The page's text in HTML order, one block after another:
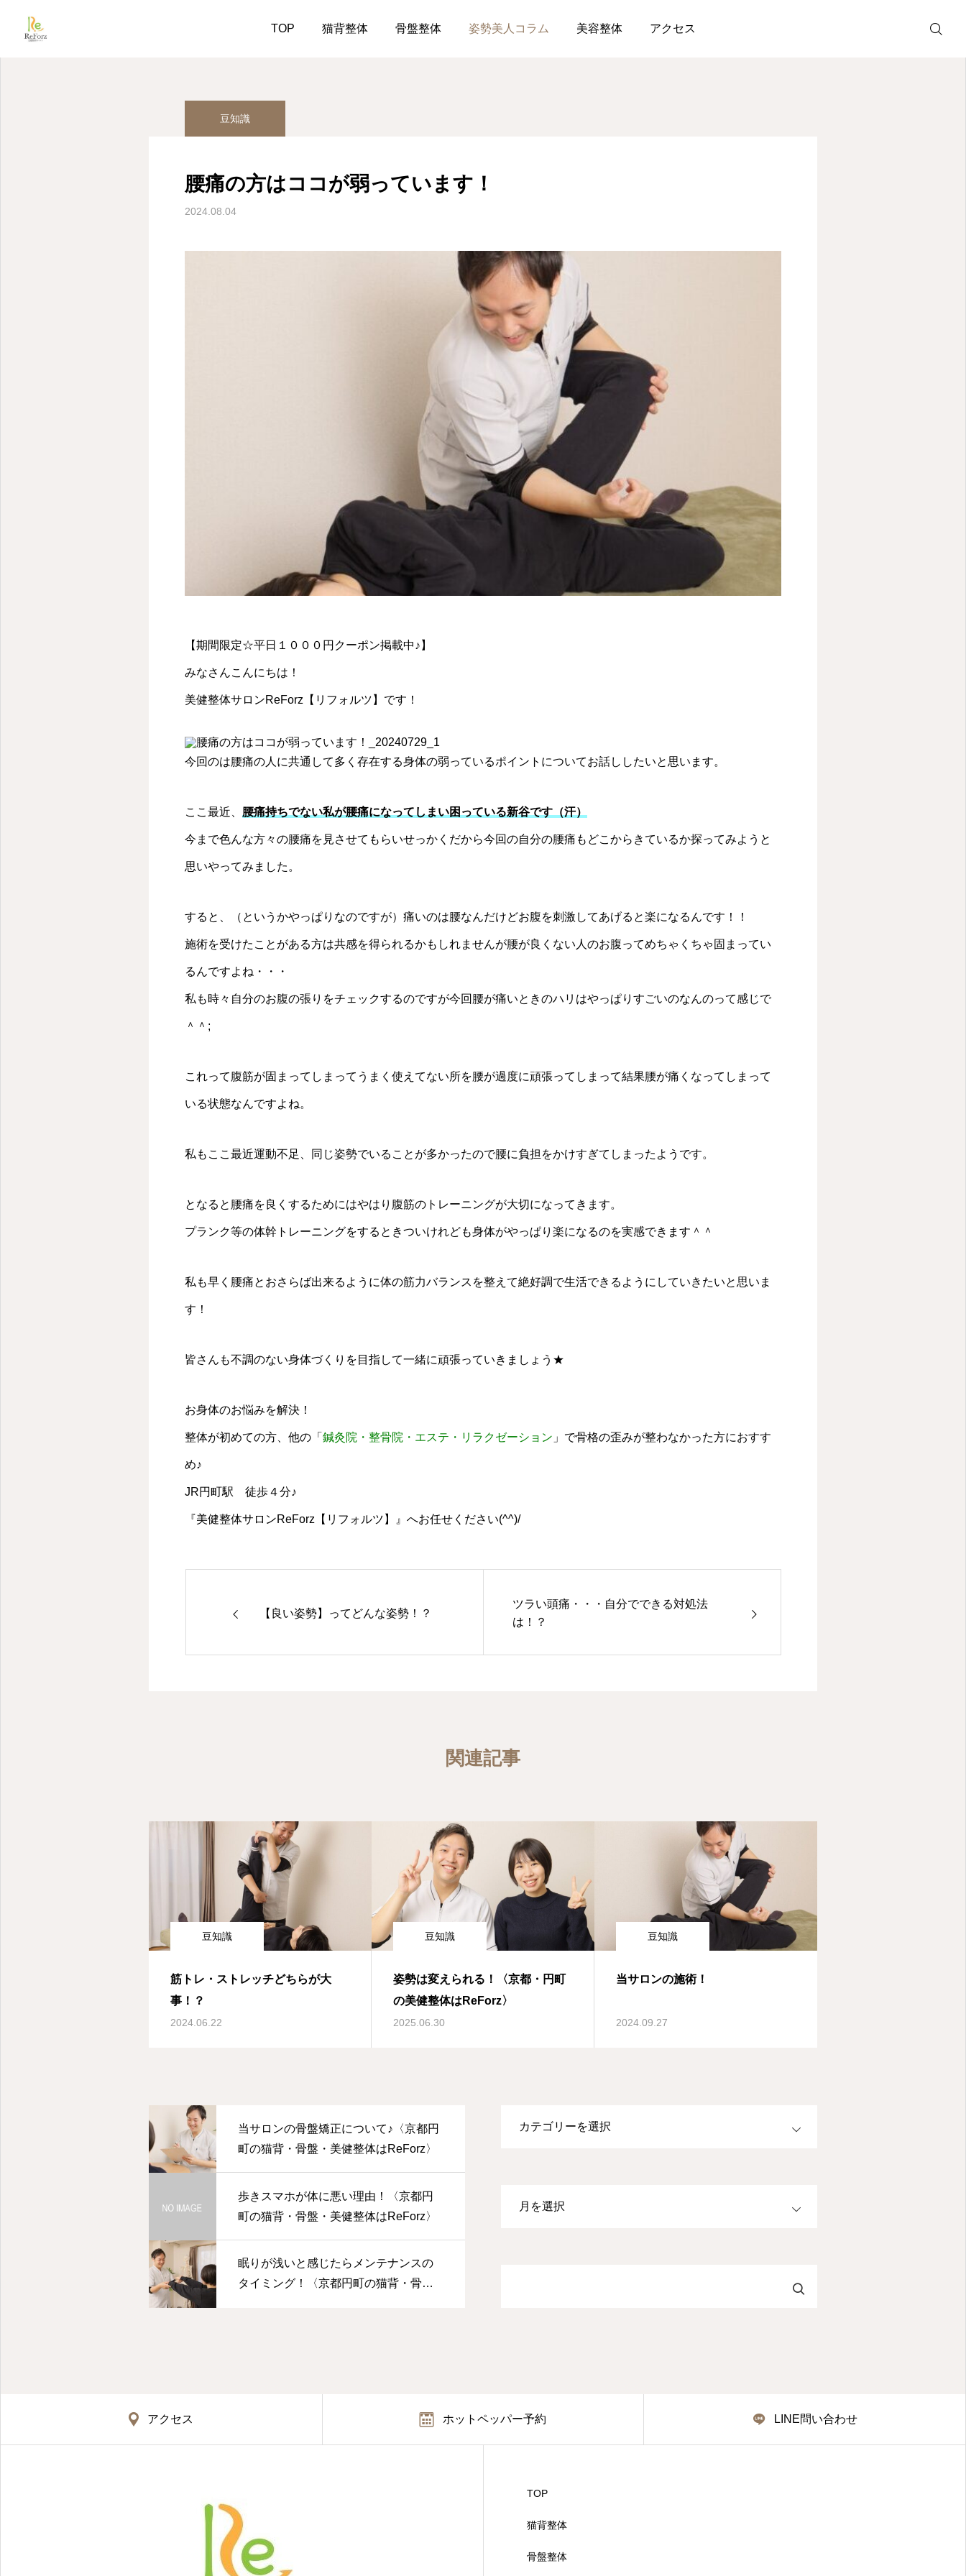
TOP 猫背整体 骨盤整体 姿勢美人コラム 美容整体 アクセス
豆知識 腰痛の方はココが弱っています！
豆知識
腰痛の方はココが弱っています！
2024.08.04
【期間限定☆平日１０００円クーポン掲載中♪】
みなさんこんにちは！
美健整体サロンReForz【リフォルツ】です！
今回のは腰痛の人に共通して多く存在する身体の弱っているポイントについてお話ししたいと思います。
ここ最近、 腰痛持ちでない私が腰痛になってしまい困っている新谷です（汗）
今まで色んな方々の腰痛を見させてもらいせっかくだから今回の自分の腰痛もどこからきているか探ってみようと
思いやってみました。
すると、（というかやっぱりなのですが）痛いのは腰なんだけどお腹を刺激してあげると楽になるんです！！
施術を受けたことがある方は共感を得られるかもしれませんが腰が良くない人のお腹ってめちゃくちゃ固まってい
るんですよね・・・
私も時々自分のお腹の張りをチェックするのですが今回腰が痛いときのハリはやっぱりすごいのなんのって感じで
＾＾;
これって腹筋が固まってしまってうまく使えてない所を腰が過度に頑張ってしまって結果腰が痛くなってしまって
いる状態なんですよね。
私もここ最近運動不足、同じ姿勢でいることが多かったので腰に負担をかけすぎてしまったようです。
となると腰痛を良くするためにはやはり腹筋のトレーニングが大切になってきます。
プランク等の体幹トレーニングをするときついけれども身体がやっぱり楽になるのを実感できます＾＾
私も早く腰痛とおさらば出来るように体の筋力バランスを整えて絶好調で生活できるようにしていきたいと思いま
す！
皆さんも不調のない身体づくりを目指して一緒に頑張っていきましょう★
お身体のお悩みを解決！
整体が初めての方、他の「 鍼灸院・整骨院・エステ・リラクゼーション 」で骨格の歪みが整わなかった方におすす
め♪
JR円町駅 徒歩４分♪
『美健整体サロンReForz【リフォルツ】』へお任せください(^^)/
【良い姿勢】ってどんな姿勢！？
ツラい頭痛・・・自分でできる対処法
は！？
関連記事
豆知識
筋トレ・ストレッチどちらが大
事！？
2024.06.22
豆知識
姿勢は変えられる！〈京都・円町
の美健整体はReForz〉
2025.06.30
豆知識
当サロンの施術！
2024.09.27
当サロンの骨盤矯正について♪〈京都円
町の猫背・骨盤・美健整体はReForz〉
歩きスマホが体に悪い理由！〈京都円
町の猫背・骨盤・美健整体はReForz〉
眠りが浅いと感じたらメンテナンスの
タイミング！〈京都円町の猫背・骨
アクセス ホットペッパー予約 LINE問い合わせ
TOP
猫背整体
骨盤整体